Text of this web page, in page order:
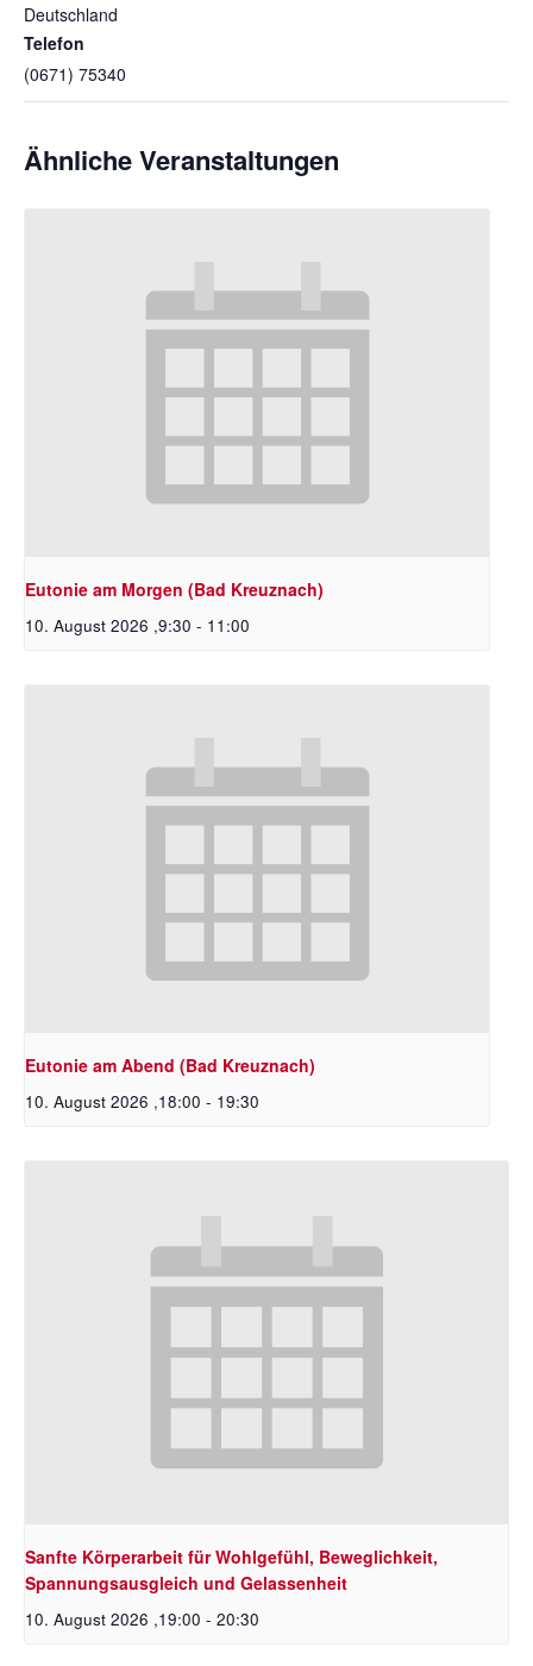
Deutschland
Telefon
(0671) 75340
Ähnliche Veranstaltungen
Eutonie am Morgen (Bad Kreuznach)
10. August 2026 ,9:30 - 11:00
Eutonie am Abend (Bad Kreuznach)
10. August 2026 ,18:00 - 19:30
Sanfte Körperarbeit für Wohlgefühl, Beweglichkeit,
Spannungsausgleich und Gelassenheit
10. August 2026 ,19:00 - 20:30